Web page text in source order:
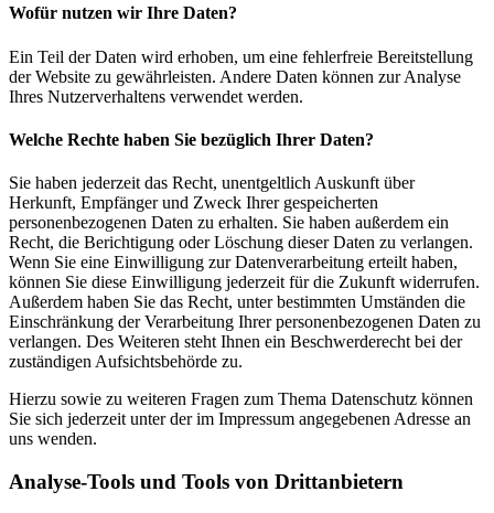
Wofür nutzen wir Ihre Daten?
Ein Teil der Daten wird erhoben, um eine fehlerfreie Bereitstellung
der Website zu gewährleisten. Andere Daten können zur Analyse
Ihres Nutzerverhaltens verwendet werden.
Welche Rechte haben Sie bezüglich Ihrer Daten?
Sie haben jederzeit das Recht, unentgeltlich Auskunft über
Herkunft, Empfänger und Zweck Ihrer gespeicherten
personenbezogenen Daten zu erhalten. Sie haben außerdem ein
Recht, die Berichtigung oder Löschung dieser Daten zu verlangen.
Wenn Sie eine Einwilligung zur Datenverarbeitung erteilt haben,
können Sie diese Einwilligung jederzeit für die Zukunft widerrufen.
Außerdem haben Sie das Recht, unter bestimmten Umständen die
Einschränkung der Verarbeitung Ihrer personenbezogenen Daten zu
verlangen. Des Weiteren steht Ihnen ein Beschwerderecht bei der
zuständigen Aufsichtsbehörde zu.
Hierzu sowie zu weiteren Fragen zum Thema Datenschutz können
Sie sich jederzeit unter der im Impressum angegebenen Adresse an
uns wenden.
Analyse-Tools und Tools von Dritt­anbietern